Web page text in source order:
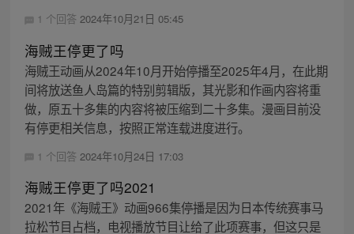
1 个回答 2024年10月21日 05:45
海贼王停更了吗
海贼王动画从2024年10月开始停播至2025年4月，在此期
间将放送鱼人岛篇的特别剪辑版，其光影和作画内容将重
做，原五十多集的内容将被压缩到二十多集。漫画目前没
有停更相关信息，按照正常连载进度进行。
1 个回答 2024年10月24日 17:03
海贼王停更了吗2021
2021年《海贼王》动画966集停播是因为日本传统赛事马
拉松节目占档，电视播放节目让给了此项赛事，但这只是